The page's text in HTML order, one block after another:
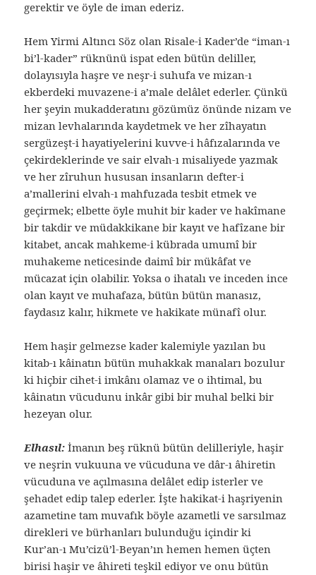
gerektir ve öyle de iman ederiz.
Hem Yirmi Altıncı Söz olan Risale-i Kader’de “iman-ı
bi’l-kader” rüknünü ispat eden bütün deliller,
dolayısıyla haşre ve neşr-i suhufa ve mizan-ı
ekberdeki muvazene-i a’male delâlet ederler. Çünkü
her şeyin mukadderatını gözümüz önünde nizam ve
mizan levhalarında kaydetmek ve her zîhayatın
sergüzeşt-i hayatiyelerini kuvve-i hâfızalarında ve
çekirdeklerinde ve sair elvah-ı misaliyede yazmak
ve her zîruhun hususan insanların defter-i
a’mallerini elvah-ı mahfuzada tesbit etmek ve
geçirmek; elbette öyle muhit bir kader ve hakîmane
bir takdir ve müdakkikane bir kayıt ve hafîzane bir
kitabet, ancak mahkeme-i kübrada umumî bir
muhakeme neticesinde daimî bir mükâfat ve
mücazat için olabilir. Yoksa o ihatalı ve inceden ince
olan kayıt ve muhafaza, bütün bütün manasız,
faydasız kalır, hikmete ve hakikate münafî olur.
Hem haşir gelmezse kader kalemiyle yazılan bu
kitab-ı kâinatın bütün muhakkak manaları bozulur
ki hiçbir cihet-i imkânı olamaz ve o ihtimal, bu
kâinatın vücudunu inkâr gibi bir muhal belki bir
hezeyan olur.
Elhasıl: İmanın beş rüknü bütün delilleriyle, haşir
ve neşrin vukuuna ve vücuduna ve dâr-ı âhiretin
vücuduna ve açılmasına delâlet edip isterler ve
şehadet edip talep ederler. İşte hakikat-i haşriyenin
azametine tam muvafık böyle azametli ve sarsılmaz
direkleri ve bürhanları bulunduğu içindir ki
Kur’an-ı Mu’cizü’l-Beyan’ın hemen hemen üçten
birisi haşir ve âhireti teşkil ediyor ve onu bütün